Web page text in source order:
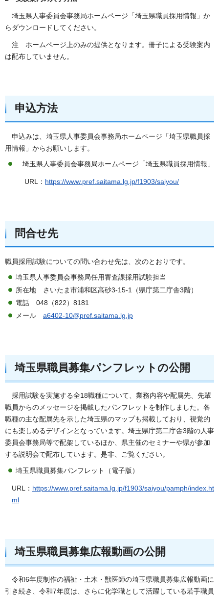
埼玉県人事委員会事務局ホームページ「埼玉県職員採用情報」か
らダウンロードしてください。
注 ホームページ上のみの提供となります。冊子による受験案内
は配布していません。
申込方法
申込みは、埼玉県人事委員会事務局ホームページ「埼玉県職員採
用情報」からお願いします。
埼玉県人事委員会事務局ホームページ「埼玉県職員採用情報」
URL： https://www.pref.saitama.lg.jp/f1903/saiyou/
問合せ先
職員採用試験についての問い合わせ先は、次のとおりです。
埼玉県人事委員会事務局任用審査課採用試験担当
所在地 さいたま市浦和区高砂3-15-1（県庁第二庁舎3階）
電話 048（822）8181
メール a6402-10@pref.saitama.lg.jp
埼玉県職員募集パンフレットの公開
採用試験を実施する全18職種について、業務内容や配属先、先輩
職員からのメッセージを掲載したパンフレットを制作しました。各
職種の主な配属先を示した埼玉県のマップも掲載しており、視覚的
にも楽しめるデザインとなっています。埼玉県庁第二庁舎3階の人事
委員会事務局等で配架しているほか、県主催のセミナーや県が参加
する説明会で配布しています。是非、ご覧ください。
埼玉県職員募集パンフレット（電子版）
URL： https://www.pref.saitama.lg.jp/f1903/saiyou/pamph/index.ht
ml
埼玉県職員募集広報動画の公開
令和6年度制作の福祉・土木・獣医師の埼玉県職員募集広報動画に
引き続き、令和7年度は、さらに化学職として活躍している若手職員